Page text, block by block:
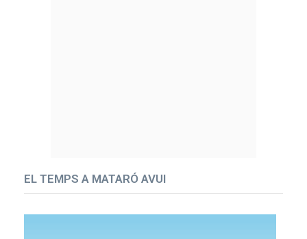
EL TEMPS A MATARÓ AVUI